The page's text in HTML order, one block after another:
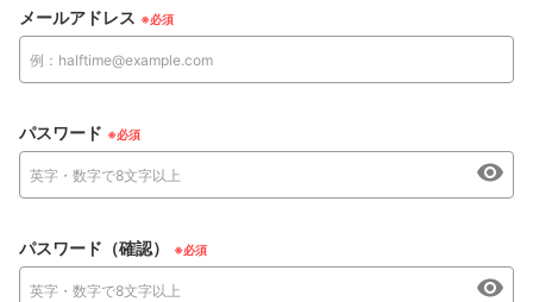
メールアドレス
パスワード
パスワード（確認）